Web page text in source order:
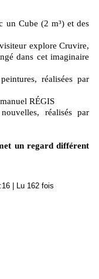
explore Cruvire,
dans cet imaginaire
réalisées par
RÉGIS
réalisés par
un regard différent
| Lu 162 fois